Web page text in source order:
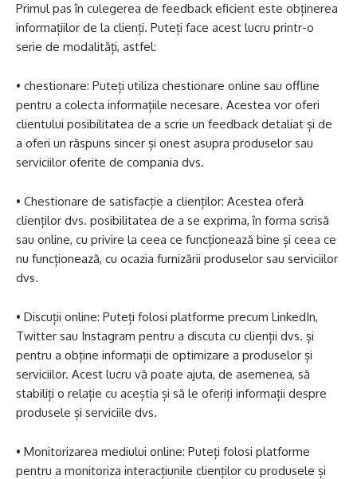
Primul pas în culegerea de feedback eficient este obținerea
informațiilor de la clienți. Puteți face acest lucru printr-o
serie de modalități, astfel:
• chestionare: Puteți utiliza chestionare online sau offline
pentru a colecta informațiile necesare. Acestea vor oferi
clientului posibilitatea de a scrie un feedback detaliat și de
a oferi un răspuns sincer și onest asupra produselor sau
serviciilor oferite de compania dvs.
• Chestionare de satisfacție a clienților: Acestea oferă
clienților dvs. posibilitatea de a se exprima, în forma scrisă
sau online, cu privire la ceea ce funcționează bine și ceea ce
nu funcționează, cu ocazia furnizării produselor sau serviciilor
dvs.
• Discuții online: Puteți folosi platforme precum LinkedIn,
Twitter sau Instagram pentru a discuta cu clienții dvs. și
pentru a obține informații de optimizare a produselor și
serviciilor. Acest lucru vă poate ajuta, de asemenea, să
stabiliți o relație cu aceștia și să le oferiți informații despre
produsele și serviciile dvs.
• Monitorizarea mediului online: Puteți folosi platforme
pentru a monitoriza interacțiunile clienților cu produsele și